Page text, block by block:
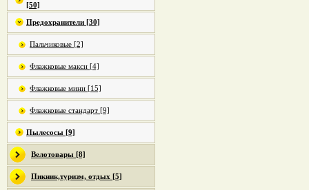
[50]
Предохранители [30]
Пальчиковые [2]
Флажковые макси [4]
Флажковые мини [15]
Флажковые стандарт [9]
Пылесосы [9]
Велотовары [8]
Пикник,туризм, отдых [5]